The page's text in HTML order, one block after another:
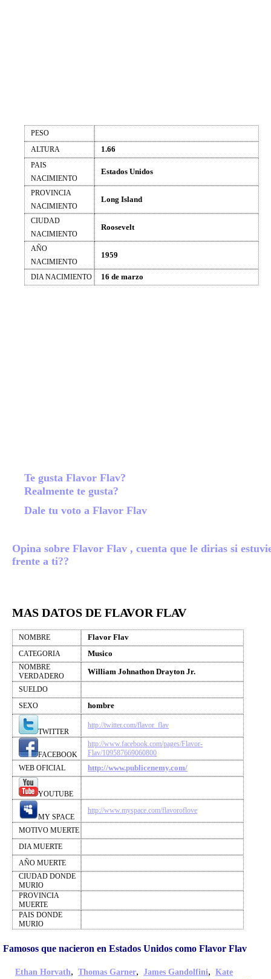
PESO
ALTURA
1.66
PAIS
NACIMIENTO
Estados Unidos
PROVINCIA
NACIMIENTO
Long Island
CIUDAD
NACIMIENTO
Roosevelt
AÑO
NACIMIENTO
1959
DIA NACIMIENTO 16 de marzo
Te gusta Flavor Flav?
Realmente te gusta?
Dale tu voto a Flavor Flav
Opina sobre Flavor Flav , cuenta que le dirias si
frente a ti??
MAS DATOS DE FLAVOR FLAV
NOMBRE Flavor Flav
CATEGORIA Musico
NOMBRE
VERDADERO
William Johnathon Drayton Jr.
SUELDO
SEXO
hombre
TWITTER
http://twitter.com/flavor_flav
FACEBOOK
http://www.facebook.com/pages/Flavor-
Flav/109587669060800
WEB OFICIAL
http://www.publicenemy.com/
YOUTUBE
MY SPACE
http://www.myspace.com/flavoroflove
MOTIVO MUERTE
DIA MUERTE
AÑO MUERTE
CIUDAD DONDE
MURIO
PROVINCIA
MUERTE
PAIS DONDE
MURIO
Famosos que nacieron en Estados Unidos como Flavor Flav
Ethan Horvath, Thomas Garner, James Gandolfini, Kate